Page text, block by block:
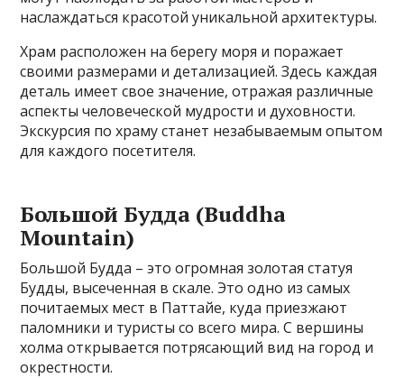
наслаждаться красотой уникальной архитектуры.
Храм расположен на берегу моря и поражает
своими размерами и детализацией. Здесь каждая
деталь имеет свое значение, отражая различные
аспекты человеческой мудрости и духовности.
Экскурсия по храму станет незабываемым опытом
для каждого посетителя.
Большой Будда (Buddha
Mountain)
Большой Будда – это огромная золотая статуя
Будды, высеченная в скале. Это одно из самых
почитаемых мест в Паттайе, куда приезжают
паломники и туристы со всего мира. С вершины
холма открывается потрясающий вид на город и
окрестности.